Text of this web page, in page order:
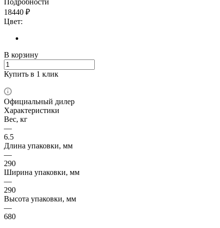
18440 ₽
Цвет:
В корзину
Купить в 1 клик
Официальный дилер
Характеристики
Вес, кг
—
6.5
Длина упаковки, мм
—
290
Ширина упаковки, мм
—
290
Высота упаковки, мм
—
680